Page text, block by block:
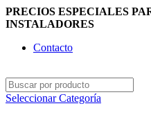
PRECIOS ESPECIALES
INSTALADORES
Contacto
Seleccionar Categoría